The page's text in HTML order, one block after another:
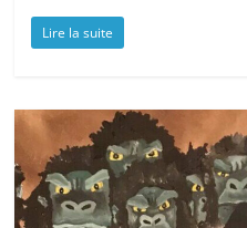
Lire la suite